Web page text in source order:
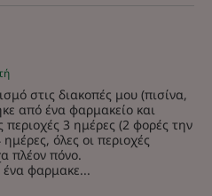
στις διακοπές μου (πισίνα,
από ένα φαρμακείο και
περιοχές 3 ημέρες (2 φορές την
όλες οι περιοχές
πλέον πόνο.
ένα φαρμακε...